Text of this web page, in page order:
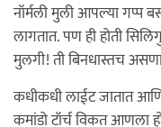
नॉर्मली मुली आपल्या गप्प
लागतात. पण ही होती
मुलगी! ती बिनधास्तच
कधीकधी लाईट जातात
कमांडो टॉर्च विकत आणला